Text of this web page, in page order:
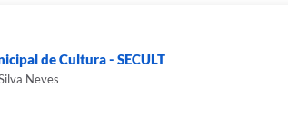
de Cultura - SECULT
Neves